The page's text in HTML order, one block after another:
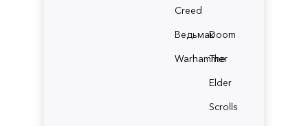
Creed
ВедьмакDoom
Warhammer
The
Elder
Scrolls